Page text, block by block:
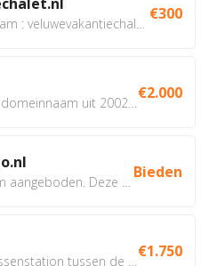
€300
€2.000
Bieden
€1.750